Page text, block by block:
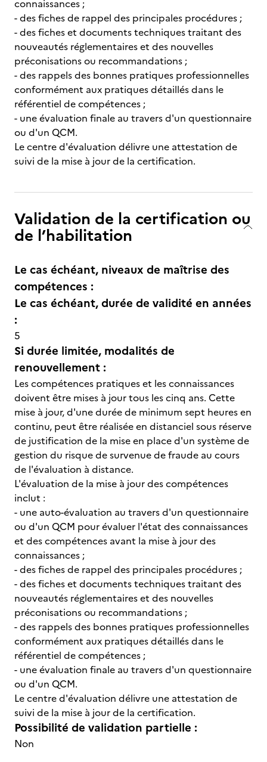
connaissances ;
- des fiches de rappel des principales procédures ;
- des fiches et documents techniques traitant des
nouveautés réglementaires et des nouvelles
préconisations ou recommandations ;
- des rappels des bonnes pratiques professionnelles
conformément aux pratiques détaillés dans le
référentiel de compétences ;
- une évaluation finale au travers d'un questionnaire
ou d'un QCM.
Le centre d'évaluation délivre une attestation de
suivi de la mise à jour de la certification.
Validation de la certification ou
de l’habilitation
Le cas échéant, niveaux de maîtrise des
compétences :
Le cas échéant, durée de validité en années
:
5
Si durée limitée, modalités de
renouvellement :
Les compétences pratiques et les connaissances
doivent être mises à jour tous les cinq ans. Cette
mise à jour, d'une durée de minimum sept heures en
continu, peut être réalisée en distanciel sous réserve
de justification de la mise en place d'un système de
gestion du risque de survenue de fraude au cours
de l'évaluation à distance.
L'évaluation de la mise à jour des compétences
inclut :
- une auto-évaluation au travers d'un questionnaire
ou d'un QCM pour évaluer l'état des connaissances
et des compétences avant la mise à jour des
connaissances ;
- des fiches de rappel des principales procédures ;
- des fiches et documents techniques traitant des
nouveautés réglementaires et des nouvelles
préconisations ou recommandations ;
- des rappels des bonnes pratiques professionnelles
conformément aux pratiques détaillés dans le
référentiel de compétences ;
- une évaluation finale au travers d'un questionnaire
ou d'un QCM.
Le centre d'évaluation délivre une attestation de
suivi de la mise à jour de la certification.
Possibilité de validation partielle :
Non